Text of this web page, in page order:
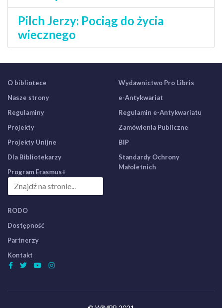
Pilch Jerzy: Pociąg do życia
wiecznego
O bibliotece
Nasze strony
Regulaminy
Projekty
Projekty Unijne
Dla Bibliotekarzy
Program Erasmus+
Wydawnictwo Pro Libris
e-Antykwariat
Regulamin e-Antykwariatu
Zamówienia Publiczne
BIP
Standardy Ochrony
Małoletnich
RODO
Dostępność
Partnerzy
Kontakt